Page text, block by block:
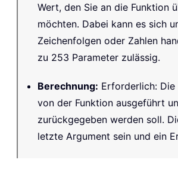
Wert, den Sie an die Funktion
möchten. Dabei kann es sich
Zeichenfolgen oder Zahlen
zu 253 Parameter zulässig.
Berechnung: Erforderlich: Die
von der Funktion ausgeführt
zurückgegeben werden soll.
letzte Argument sein und ein